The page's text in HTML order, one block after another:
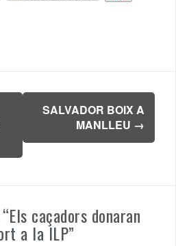
SALVADOR BOIX A
MANLLEU →
Els caçadors donaran
a la ILP”